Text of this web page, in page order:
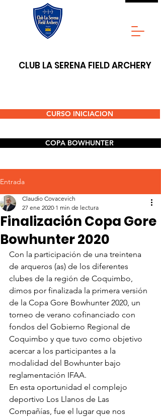
CLUB LA SERENA FIELD ARCHERY
CURSO INICIACION
COPA BOWHUNTER
Entrada
Finalización Copa Gore
Bowhunter 2020
Claudio Covacevich
27 ene 2020 1 min de lectura
Con la participación de una treintena
de arqueros (as) de los diferentes
clubes de la región de Coquimbo,
dimos por finalizada la primera versión
de la Copa Gore Bowhunter 2020, un
torneo de verano cofinanciado con
fondos del Gobierno Regional de
Coquimbo y que tuvo como objetivo
acercar a los participantes a la
modalidad del Bowhunter bajo
reglamentación IFAA.
En esta oportunidad el complejo
deportivo Los Llanos de Las
Compañías, fue el lugar que nos